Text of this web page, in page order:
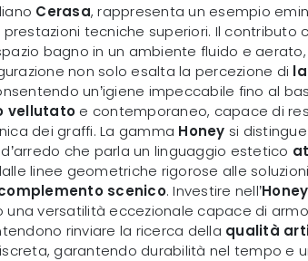
Cerasa, rappresenta un esempio
tecniche superiori. Il contributo
bagno in un ambiente fluido e
non solo esalta la percezione di
un’igiene impeccabile fino al
vellutato e contemporaneo, capace di
dei graffi. La gamma Honey si
che parla un linguaggio estetico
linee geometriche rigorose alle
scenico. Investire nell’
versatilità eccezionale capace di
rinviare la ricerca della qualità
garantendo durabilità nel tempo e